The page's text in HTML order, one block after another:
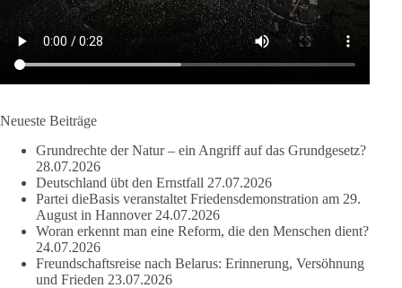
als 100 Fragen die Aussage verweigert. Die juristische
Bewertung werden Gerichte und Ermittlungen klären – auch
auf Basis seines Tagebuches. Doch unabhängig davon zeigt
der Vorgang eines deutlich:
Antworten:
❓ Wie wurden politische Entscheidungen getroffen?
❓ Welche Maßnahmen waren notwendig und welche nicht?
❓Und wer übernimmt die Verantwortung für die massiven
Folgen für Kinder, Familien, Unternehmen und das Vertrauen
in unseren Rechtsstaat?
Neueste Beiträge
Grundrechte der Natur – ein Angriff auf das Grundgesetz?
28.07.2026
Deutschland übt den Ernstfall 27.07.2026
Partei dieBasis veranstaltet Friedensdemonstration am 29.
August in Hannover 24.07.2026
Woran erkennt man eine Reform, die den Menschen dient?
24.07.2026
Freundschaftsreise nach Belarus: Erinnerung, Versöhnung
und Frieden 23.07.2026